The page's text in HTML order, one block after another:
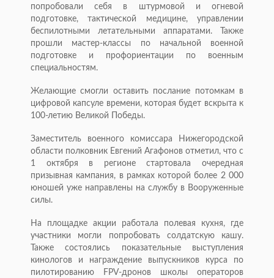
попробовали себя в штурмовой и огневой
подготовке, тактической медицине, управлении
беспилотными летательными аппаратами. Также
прошли мастер-классы по начальной военной
подготовке и профориентации по военным
специальностям.
Желающие смогли оставить послание потомкам в
цифровой капсуле времени, которая будет вскрыта к
100-летию Великой Победы.
Заместитель военного комиссара Нижегородской
области полковник Евгений Агафонов отметил, что с
1 октября в регионе стартовала очередная
призывная кампания, в рамках которой более 2 000
юношей уже направлены на службу в Вооруженные
силы.
На площадке акции работала полевая кухня, где
участники могли попробовать солдатскую кашу.
Также состоялись показательные выступления
кинологов и награждение выпускников курса по
пилотированию FPV-дронов школы операторов